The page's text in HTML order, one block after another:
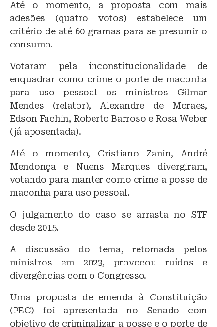
Até o momento, a proposta com mais
adesões (quatro votos) estabelece um
critério de até 60 gramas para se presumir o
consumo.
Votaram pela inconstitucionalidade de
enquadrar como crime o porte de maconha
para uso pessoal os ministros Gilmar
Mendes (relator), Alexandre de Moraes,
Edson Fachin, Roberto Barroso e Rosa Weber
(já aposentada).
Até o momento, Cristiano Zanin, André
Mendonça e Nuens Marques divergiram,
votando para manter como crime a posse de
maconha para uso pessoal.
O julgamento do caso se arrasta no STF
desde 2015.
A discussão do tema, retomada pelos
ministros em 2023, provocou ruídos e
divergências com o Congresso.
Uma proposta de emenda à Constituição
(PEC) foi apresentada no Senado com
objetivo de criminalizar a posse e o porte de